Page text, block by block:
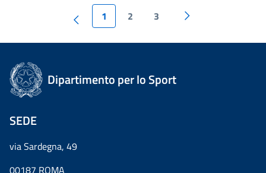
1 2 3
Dipartimento per lo Sport
SEDE
via Sardegna, 49
00187 ROMA